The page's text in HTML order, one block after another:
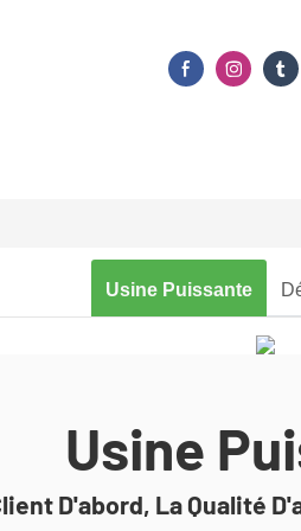
Usine Puissante
Usine
D'abord, La Qualité